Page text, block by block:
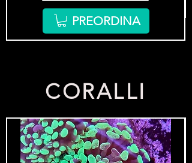
PREORDINA
CORALLI